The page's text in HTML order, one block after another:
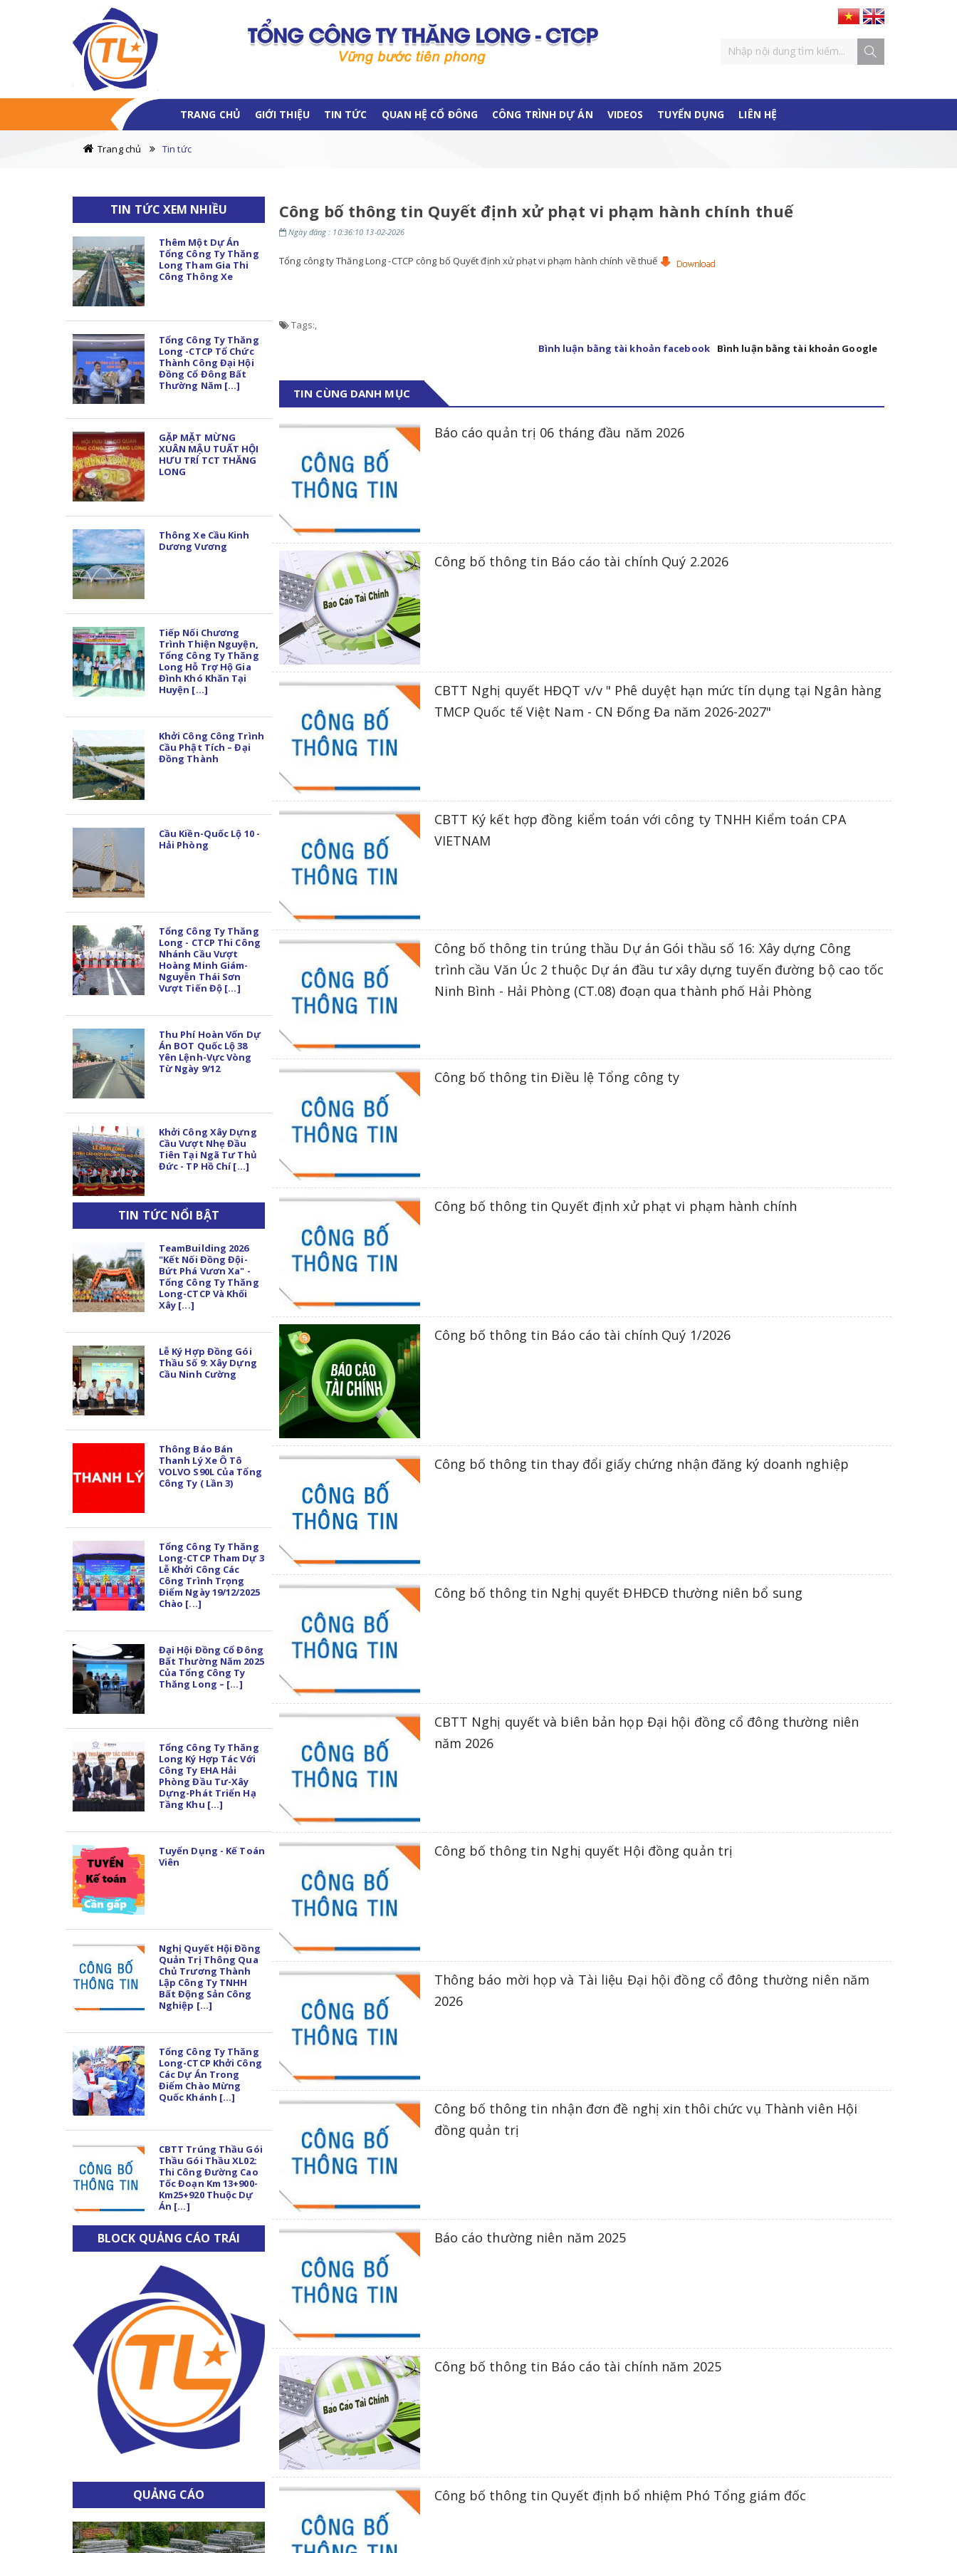
TRANG CHỦ GIỚI THIỆU TIN TỨC QUAN HỆ CỔ ĐÔNG CÔNG TRÌNH DỰ ÁN VIDEOS TUYỂN DỤNG LIÊN HỆ
Trang chủ Tin tức
Công bố thông tin Quyết định xử phạt vi phạm hành chính thuế
Ngày đăng : 10:36:10 13-02-2026
Tổng công ty Thăng Long -CTCP công bố Quyết định xử phạt vi phạm hành chính về thuế
Tags:,
Bình luận bằng tài khoản facebook
Bình luận bằng tài khoản Google
TIN CÙNG DANH MỤC
Báo cáo quản trị 06 tháng đầu năm 2026
Công bố thông tin Báo cáo tài chính Quý 2.2026
CBTT Nghị quyết HĐQT v/v " Phê duyệt hạn mức tín dụng tại Ngân hàng
TMCP Quốc tế Việt Nam - CN Đống Đa năm 2026-2027"
CBTT Ký kết hợp đồng kiểm toán với công ty TNHH Kiểm toán CPA
VIETNAM
Công bố thông tin trúng thầu Dự án Gói thầu số 16: Xây dựng Công
trình cầu Văn Úc 2 thuộc Dự án đầu tư xây dựng tuyến đường bộ cao tốc
Ninh Bình - Hải Phòng (CT.08) đoạn qua thành phố Hải Phòng
Công bố thông tin Điều lệ Tổng công ty
Công bố thông tin Quyết định xử phạt vi phạm hành chính
Công bố thông tin Báo cáo tài chính Quý 1/2026
Công bố thông tin thay đổi giấy chứng nhận đăng ký doanh nghiệp
Công bố thông tin Nghị quyết ĐHĐCĐ thường niên bổ sung
CBTT Nghị quyết và biên bản họp Đại hội đồng cổ đông thường niên
năm 2026
Công bố thông tin Nghị quyết Hội đồng quản trị
Thông báo mời họp và Tài liệu Đại hội đồng cổ đông thường niên năm
2026
Công bố thông tin nhận đơn đề nghị xin thôi chức vụ Thành viên Hội
đồng quản trị
Báo cáo thường niên năm 2025
Công bố thông tin Báo cáo tài chính năm 2025
Công bố thông tin Quyết định bổ nhiệm Phó Tổng giám đốc
TIN TỨC XEM NHIỀU
Thêm Một Dự Án
Tổng Công Ty Thăng
Long Tham Gia Thi
Công Thông Xe
Tổng Công Ty Thăng
Long -CTCP Tổ Chức
Thành Công Đại Hội
Đồng Cổ Đông Bất
Thường Năm [...]
GẶP MẶT MỪNG
XUÂN MẬU TUẤT HỘI
HƯU TRÍ TCT THĂNG
LONG
Thông Xe Cầu Kinh
Dương Vương
Tiếp Nối Chương
Trình Thiện Nguyện,
Tổng Công Ty Thăng
Long Hỗ Trợ Hộ Gia
Đình Khó Khăn Tại
Huyện [...]
Khởi Công Công Trình
Cầu Phật Tích – Đại
Đồng Thành
Cầu Kiền-Quốc Lộ 10 -
Hải Phòng
Tổng Công Ty Thăng
Long - CTCP Thi Công
Nhánh Cầu Vượt
Hoàng Minh Giám-
Nguyễn Thái Sơn
Vượt Tiến Độ [...]
Thu Phí Hoàn Vốn Dự
Án BOT Quốc Lộ 38
Yên Lệnh-Vực Vòng
Từ Ngày 9/12
Khởi Công Xây Dựng
Cầu Vượt Nhẹ Đầu
Tiên Tại Ngã Tư Thủ
Đức - TP Hồ Chí [...]
TIN TỨC NỔI BẬT
TeamBuilding 2026
"Kết Nối Đồng Đội-
Bứt Phá Vươn Xa" -
Tổng Công Ty Thăng
Long-CTCP Và Khối
Xây [...]
Lễ Ký Hợp Đồng Gói
Thầu Số 9: Xây Dựng
Cầu Ninh Cường
Thông Báo Bán
Thanh Lý Xe Ô Tô
VOLVO S90L Của Tổng
Công Ty ( Lần 3)
Tổng Công Ty Thăng
Long-CTCP Tham Dự 3
Lễ Khởi Công Các
Công Trình Trọng
Điểm Ngày 19/12/2025
Chào [...]
Đại Hội Đồng Cổ Đông
Bất Thường Năm 2025
Của Tổng Công Ty
Thăng Long – [...]
Tổng Công Ty Thăng
Long Ký Hợp Tác Với
Công Ty EHA Hải
Phòng Đầu Tư-Xây
Dựng-Phát Triển Hạ
Tầng Khu [...]
Tuyển Dụng - Kế Toán
Viên
Nghị Quyết Hội Đồng
Quản Trị Thông Qua
Chủ Trương Thành
Lập Công Ty TNHH
Bất Động Sản Công
Nghiệp [...]
Tổng Công Ty Thăng
Long-CTCP Khởi Công
Các Dự Án Trong
Điểm Chào Mừng
Quốc Khánh [...]
CBTT Trúng Thầu Gói
Thầu Gói Thầu XL02:
Thi Công Đường Cao
Tốc Đoạn Km 13+900-
Km25+920 Thuộc Dự
Án [...]
BLOCK QUẢNG CÁO TRÁI
QUẢNG CÁO